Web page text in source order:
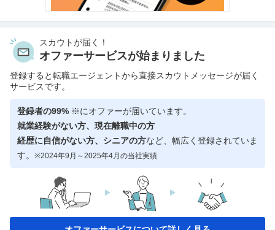
スカウトが届く！
オファーサービスが始まりました
登録すると転職エージェントから直接スカウトメッセージが届く
サービスです。
登録者の99% ※にオファーが届いています。
就業経験がない方、現在離職中の方
経歴に自信がない方、シニアの方など、幅広く登録されていま
す。 ※2024年9月～2025年4月の当社実績